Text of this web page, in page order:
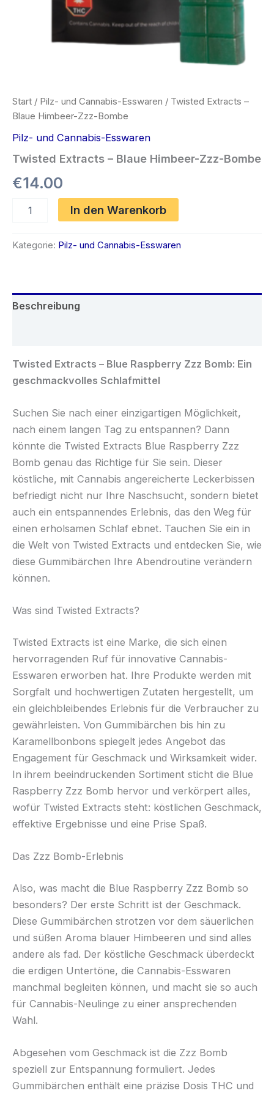
Start / Pilz- und Cannabis-Esswaren / Twisted Extracts –
Blaue Himbeer-Zzz-Bombe
Pilz- und Cannabis-Esswaren
Twisted Extracts – Blaue Himbeer-Zzz-Bombe
€14.00
Extracts
Blaue
Himbeer-
In den Warenkorb
Kategorie: Pilz- und Cannabis-Esswaren
Beschreibung
Twisted Extracts – Blue Raspberry Zzz Bomb: Ein
geschmackvolles Schlafmittel
Suchen Sie nach einer einzigartigen Möglichkeit,
nach einem langen Tag zu entspannen? Dann
könnte die Twisted Extracts Blue Raspberry Zzz
Bomb genau das Richtige für Sie sein. Dieser
köstliche, mit Cannabis angereicherte Leckerbissen
befriedigt nicht nur Ihre Naschsucht, sondern bietet
auch ein entspannendes Erlebnis, das den Weg für
einen erholsamen Schlaf ebnet. Tauchen Sie ein in
die Welt von Twisted Extracts und entdecken Sie, wie
diese Gummibärchen Ihre Abendroutine verändern
können.
Was sind Twisted Extracts?
Twisted Extracts ist eine Marke, die sich einen
hervorragenden Ruf für innovative Cannabis-
Esswaren erworben hat. Ihre Produkte werden mit
Sorgfalt und hochwertigen Zutaten hergestellt, um
ein gleichbleibendes Erlebnis für die Verbraucher zu
gewährleisten. Von Gummibärchen bis hin zu
Karamellbonbons spiegelt jedes Angebot das
Engagement für Geschmack und Wirksamkeit wider.
In ihrem beeindruckenden Sortiment sticht die Blue
Raspberry Zzz Bomb hervor und verkörpert alles,
wofür Twisted Extracts steht: köstlichen Geschmack,
effektive Ergebnisse und eine Prise Spaß.
Das Zzz Bomb-Erlebnis
Also, was macht die Blue Raspberry Zzz Bomb so
besonders? Der erste Schritt ist der Geschmack.
Diese Gummibärchen strotzen vor dem säuerlichen
und süßen Aroma blauer Himbeeren und sind alles
andere als fad. Der köstliche Geschmack überdeckt
die erdigen Untertöne, die Cannabis-Esswaren
manchmal begleiten können, und macht sie so auch
für Cannabis-Neulinge zu einer ansprechenden
Wahl.
Abgesehen vom Geschmack ist die Zzz Bomb
speziell zur Entspannung formuliert. Jedes
Gummibärchen enthält eine präzise Dosis THC und